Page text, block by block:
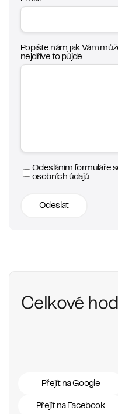
Popište nám, jak Vám
nejdříve to půjde.
Odesláním formuláře
osobních údajů.
Odeslat
Celkové
Přejít na Google
Přejít na Facebook